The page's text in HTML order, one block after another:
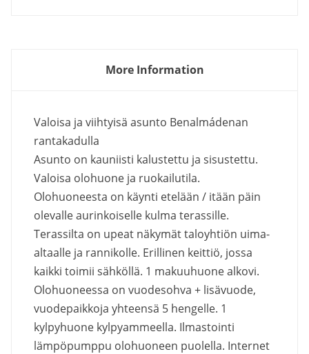
More Information
Valoisa ja viihtyisä asunto Benalmádenan
rantakadulla
Asunto on kauniisti kalustettu ja sisustettu.
Valoisa olohuone ja ruokailutila.
Olohuoneesta on käynti etelään / itään päin
olevalle aurinkoiselle kulma terassille.
Terassilta on upeat näkymät taloyhtiön uima-
altaalle ja rannikolle. Erillinen keittiö, jossa
kaikki toimii sähköllä. 1 makuuhuone alkovi.
Olohuoneessa on vuodesohva + lisävuode,
vuodepaikkoja yhteensä 5 hengelle. 1
kylpyhuone kylpyammeella. Ilmastointi
lämpöpumppu olohuoneen puolella. Internet